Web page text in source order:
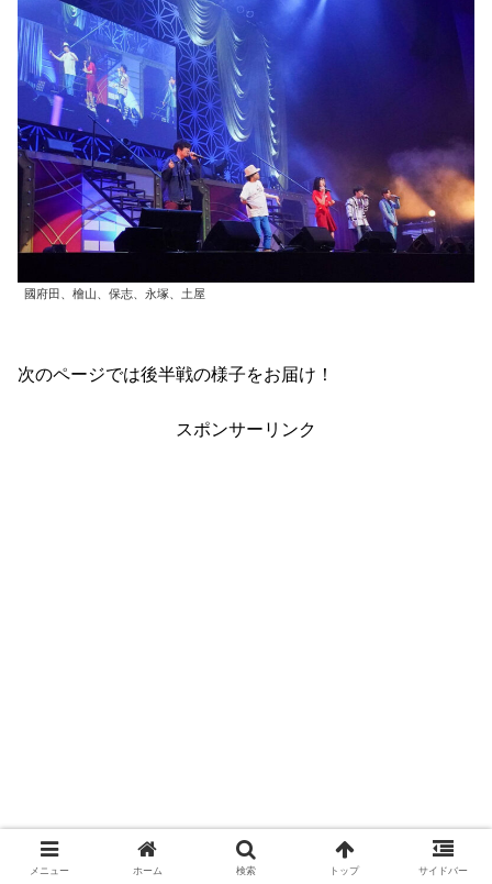
國府田、檜山、保志、永塚、土屋
次のページでは後半戦の様子をお届け！
スポンサーリンク
メニュー ホーム 検索 トップ サイドバー